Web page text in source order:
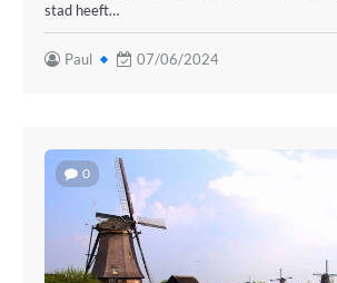
stad heeft…
Paul 07/06/2024
0